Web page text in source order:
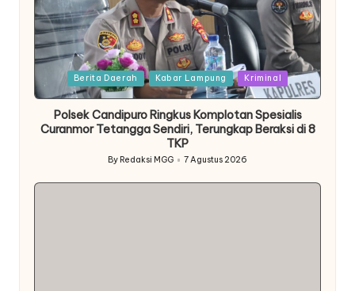
PostedBerita Daerah Kabar Lampung Kriminal
Polsek Candipuro Ringkus Komplotan Spesialis
Curanmor Tetangga Sendiri, Terungkap Beraksi di 8
TKP
Posted
by
By Redaksi MGG 7 Agustus 2026